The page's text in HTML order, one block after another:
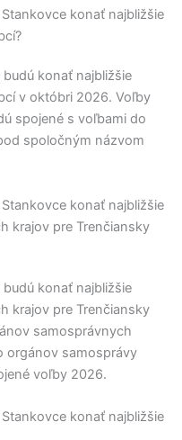
konať najbližšie
budú konať najbližšie
v októbri 2026. Voľby
spojené s voľbami do
spoločným názvom
konať najbližšie
krajov pre Trenčiansky
budú konať najbližšie
krajov pre Trenčiansky
samosprávnych
orgánov samosprávy
voľby 2026.
konať najbližšie